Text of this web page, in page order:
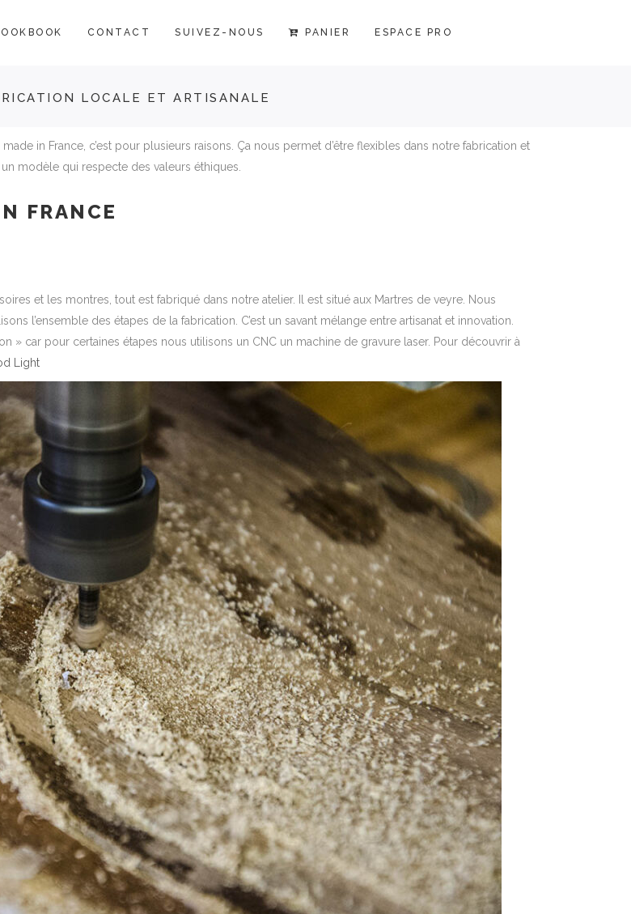
CONTACT SUIVEZ-NOUS PANIER ESPACE PRO
LOCALE ET ARTISANALE
made in France, c’est pour plusieurs raisons. Ça nous permet d’être flexibles dans notre fabrication et
modèle qui respecte des valeurs éthiques.
FRANCE
et les montres, tout est fabriqué dans notre atelier. Il est situé aux Martres de veyre. Nous
l’ensemble des étapes de la fabrication. C’est un savant mélange entre artisanat et innovation.
» car pour certaines étapes nous utilisons un CNC un machine de gravure laser. Pour découvrir à
Light